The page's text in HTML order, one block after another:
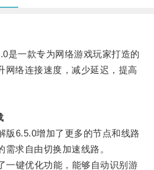
一款专为网络游戏玩家打造的
网络连接速度，减少延迟，提高
6.5.0增加了更多的节点和线路
求自由切换加速线路。
键优化功能，能够自动识别游